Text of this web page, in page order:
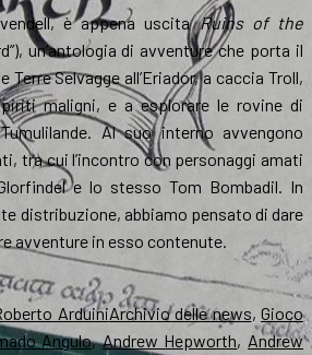
è appena uscitaRuins of the
un’antologia di avventure che porta il
Selvagge all’Eriador, a caccia Troll,
maligni, e a esplorare le rovine di
Al suo interno avvengono
tra cui l’incontro con personaggi amati
e lo stesso Tom Bombadil. In
distribuzione, abbiamo pensato di dare
avventure in esso contenute.
ArduiniCategorie
Archivio delle news, Gioco
Angulo,Andrew Hepworth, Andrew